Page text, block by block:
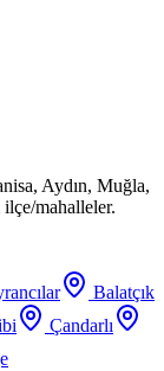
Aydın, Muğla,
mahalleler.
Balatçık
Çandarlı